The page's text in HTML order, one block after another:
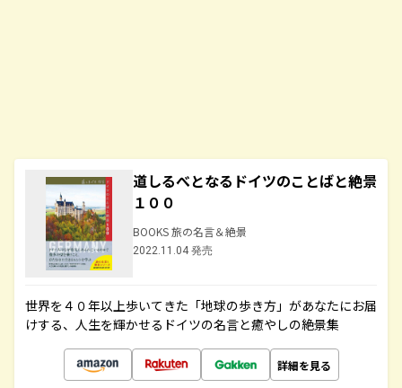
道しるべとなるドイツのことばと絶景
１００
BOOKS 旅の名言＆絶景
2022.11.04 発売
世界を４０年以上歩いてきた「地球の歩き方」があなたにお届
けする、人生を輝かせるドイツの名言と癒やしの絶景集
詳細を見る